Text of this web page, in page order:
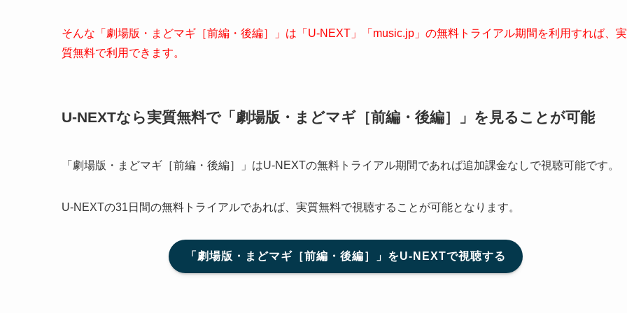
そんな「劇場版・まどマギ［前編・後編］」は「U-NEXT」「music.jp」 の無料トライアル期間を利用すれば、実
質無料で利用できます。
U-NEXTなら実質無料で「劇場版・まどマギ［前編・後編］」 を見ることが可能
「劇場版・まどマギ［前編・後編］」はU-NEXTの無料トライアル期間であれば追加課金なしで視聴可能です。
U-NEXTの31日間の無料トライアルであれば、実質無料で視聴することが可能となります。
「劇場版・まどマギ［前編・後編］」をU-NEXTで視聴する